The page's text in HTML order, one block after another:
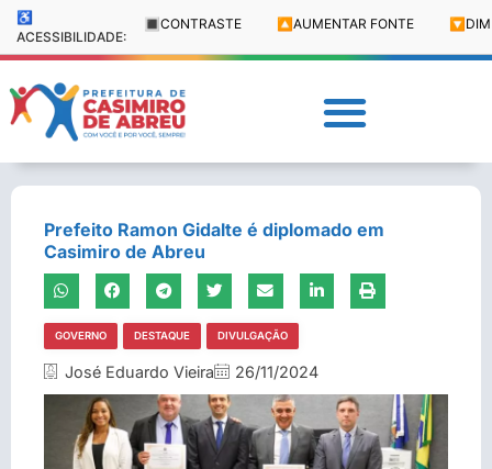
♿
ACESSIBILIDADE:
🔳 CONTRASTE 🔼 AUMENTAR FONTE 🔽
Prefeito Ramon Gidalte é diplomado em
Casimiro de Abreu
GOVERNO DESTAQUE DIVULGAÇÃO
José Eduardo Vieira 26/11/2024